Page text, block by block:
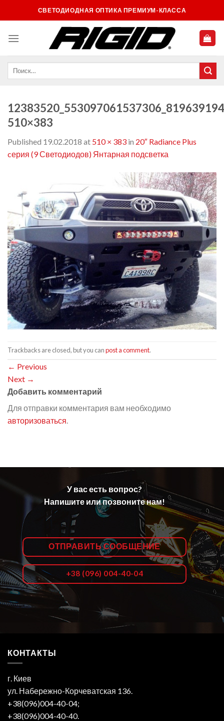
to
СВЕТОДИОДНАЯ ОПТИКА ПРЕМИУМ-КЛАССА
510×383
Published 19.02.2018 at 510 × 383 in 20″ Radiance Plus
cерия (9 Светодиодов) Янтарная подсветка
Trackbacks are closed, but you canpost a comment.
← Previous
Next →
Добавить комментарий
Для отправки комментария вам необходимо
авторизоваться.
У вас есть вопрос?
Напишите или позвоните нам!
ОТПРАВИТЬ СООБЩЕНИЕ
+38 (096) 004-40-04
КОНТАКТЫ
г. Киев
ул. Набережно-Корчеватская 136.
+38(096)004-40-04;
+38(096)004-40-40.